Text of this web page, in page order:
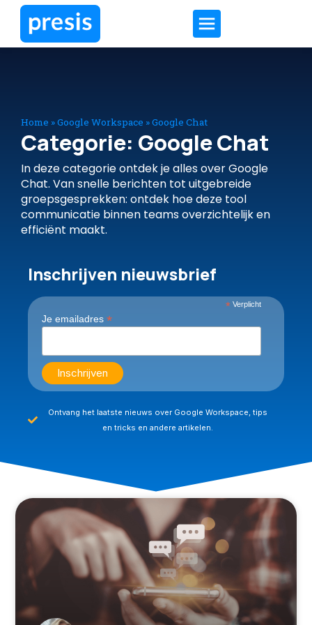
Home »Google Workspace »Google Chat
Categorie: Google Chat
In deze categorie ontdek je alles over Google
Chat. Van snelle berichten tot uitgebreide
groepsgesprekken: ontdek hoe deze tool
communicatie binnen teams overzichtelijk en
efficiënt maakt.
Inschrijven nieuwsbrief
*Verplicht
Je emailadres*
Ontvang het laatste nieuws over Google Workspace, tips
en tricks en andere artikelen.